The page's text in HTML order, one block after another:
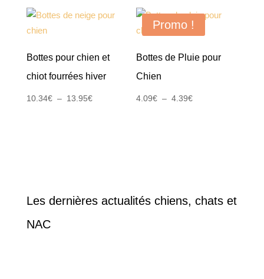
Bottes pour chien et
chiot fourrées hiver
10.34€ – 13.95€Plage
Promo !
Bottes de Pluie pour
Chien
4.09€ – 4.39€Plage
Les dernières actualités chiens, chats et
NAC